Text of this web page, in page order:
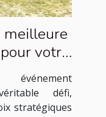
meilleure
votre
défi,
stratégiques